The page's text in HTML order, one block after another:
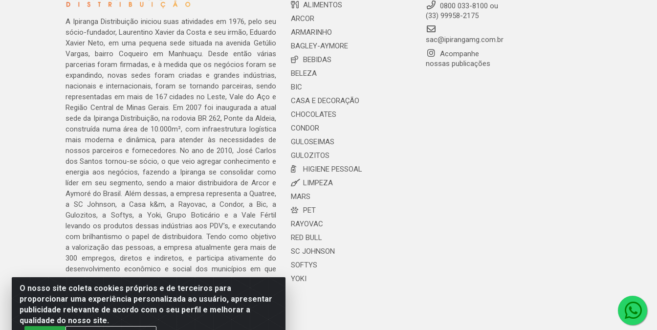
O nosso site coleta cookies próprios e de terceiros para
proporcionar uma experiência personalizada ao usuário, apresentar
publicidade relevante de acordo com o seu perfil e melhorar a
qualidade do nosso site.
A Ipiranga Distribuição iniciou suas atividades em 1976, pelo seu
sócio-fundador, Laurentino Xavier da Costa e seu irmão, Eduardo
Xavier Neto, em uma pequena sede situada na avenida Getúlio
Vargas, bairro Coqueiro em Manhuaçu. Desde então várias
parcerias foram firmadas, e à medida que os negócios foram se
expandindo, novas sedes foram criadas e grandes indústrias,
nacionais e internacionais, foram se tornando parceiras, sendo
representadas em mais de 167 cidades no Leste, Vale do Aço e
Região Central de Minas Gerais. Em 2007 foi inaugurada a atual
sede da Ipiranga Distribuição, na rodovia BR 262, Ponte da Aldeia,
construída numa área de 10.000m², com infraestrutura logística
mais moderna e dinâmica, para atender às necessidades de
nossos parceiros e fornecedores. No ano de 2010, José Carlos
dos Santos tornou-se sócio, o que veio agregar conhecimento e
energia aos negócios, fazendo a Ipiranga se consolidar como
líder em seu segmento, sendo a maior distribuidora de Arcor e
Aymoré do Brasil. Além dessas, a empresa representa a Quatree,
a SC Johnson, a Casa k&m, a Rayovac, a Condor, a Bic, a
Gulozitos, a Softys, a Yoki, Grupo Boticário e a Vale Fértil
levando os produtos dessas indústrias aos PDV’s, e executando
com brilhantismo o papel de distribuidora. Tendo como objetivo
a valorização das pessoas, a empresa atualmente gera mais de
300 empregos, diretos e indiretos, e participa ativamente do
desenvolvimento econômico e social dos municípios em que
atua.
Venha fazer parte do nosso time!
Clique aqui
ALIMENTOS
ARCOR
ARMARINHO
BAGLEY-AYMORE
BEBIDAS
BELEZA
BIC
CASA E DECORAÇÃO
CHOCOLATES
CONDOR
GULOSEIMAS
GULOZITOS
HIGIENE PESSOAL
LIMPEZA
MARS
PET
RAYOVAC
RED BULL
SC JOHNSON
SOFTYS
YOKI
0800 033-8100 ou
(33) 99958-2175
sac@ipirangamg.com.br
Acompanhe
nossas publicações